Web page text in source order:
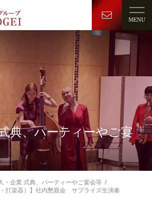
典、パーティーやご宴
・企業 式典、パーティーやご宴会等
・打楽器）】社内懇親会 サプライズ生演奏